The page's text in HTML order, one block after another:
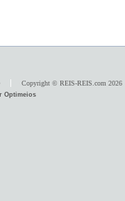
Copyright © REIS-REIS.com 2026
Optimeios